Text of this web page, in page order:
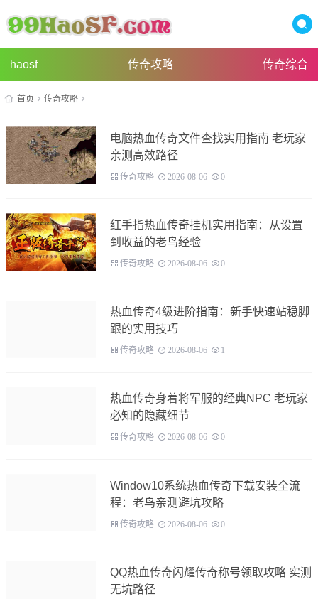
haosf 传奇攻略 传奇综合
首页 传奇攻略
电脑热血传奇文件查找实用指南 老玩家
亲测高效路径
传奇攻略 2026-08-06 0
红手指热血传奇挂机实用指南：从设置
到收益的老鸟经验
传奇攻略 2026-08-06 0
热血传奇4级进阶指南：新手快速站稳脚
跟的实用技巧
传奇攻略 2026-08-06 1
热血传奇身着将军服的经典NPC 老玩家
必知的隐藏细节
传奇攻略 2026-08-06 0
Window10系统热血传奇下载安装全流
程：老鸟亲测避坑攻略
传奇攻略 2026-08-06 0
QQ热血传奇闪耀传奇称号领取攻略 实测
无坑路径